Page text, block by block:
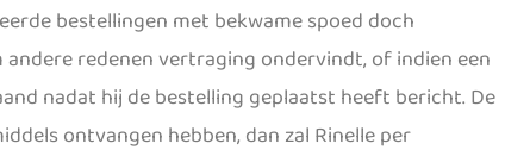
bestellingen met bekwame spoed doch
redenen vertraging ondervindt, of indien een
nadat hij de bestelling geplaatst heeft bericht. De
ontvangen hebben, dan zal Rinelle per